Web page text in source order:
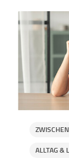
ALLTAG &